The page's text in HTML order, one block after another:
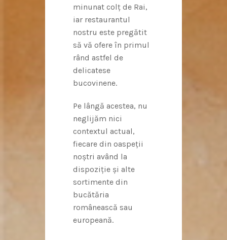
minunat colț de Rai,
iar restaurantul
nostru este pregătit
să vă ofere în primul
rând astfel de
delicatese
bucovinene.
Pe lângă acestea, nu
neglijăm nici
contextul actual,
fiecare din oaspeții
noștri având la
dispoziție și alte
sortimente din
bucătăria
românească sau
europeană.